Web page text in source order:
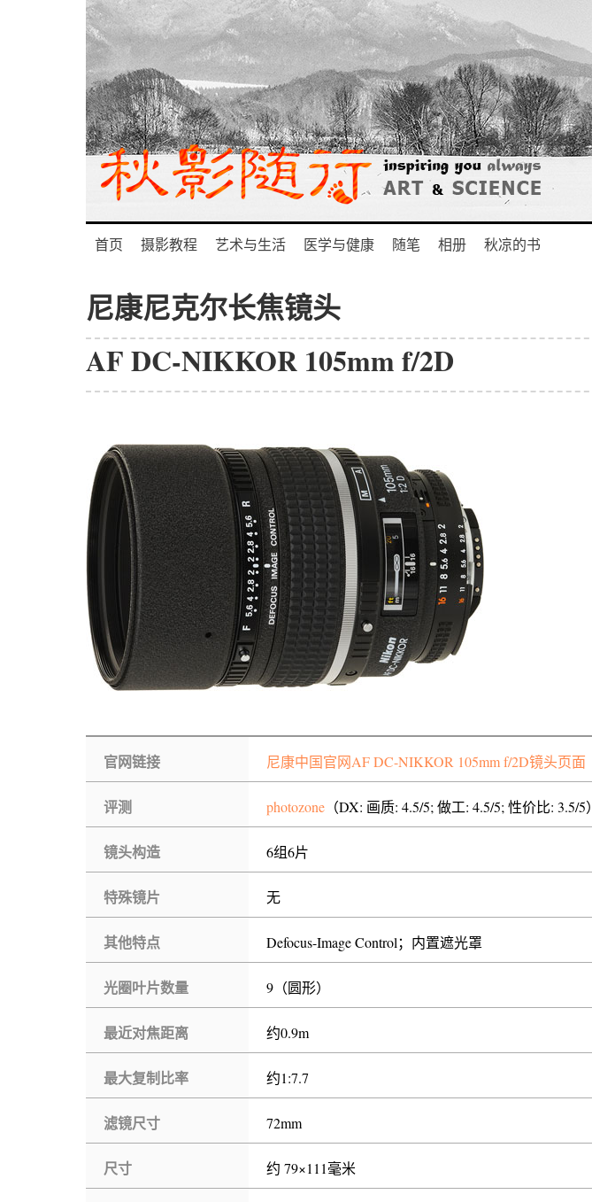
首页 摄影教程 艺术与生活 医学与健康 随笔 相册 秋凉的书
尼康尼克尔长焦镜头
AF DC-NIKKOR 105mm f/2D
官网链接 尼康中国官网AF DC-NIKKOR 105mm f/2D镜头页面
评测 photozone （DX: 画质: 4.5/5; 做工: 4.5/5; 性价比: 3.5/5）
镜头构造 6组6片
特殊镜片 无
其他特点 Defocus-Image Control；内置遮光罩
光圈叶片数量 9（圆形）
最近对焦距离 约0.9m
最大复制比率 约1:7.7
滤镜尺寸 72mm
尺寸 约 79×111毫米